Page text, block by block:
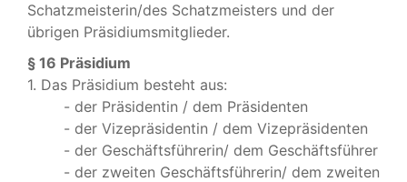
Schatzmeisterin/des Schatzmeisters und der
übrigen Präsidiumsmitglieder.
§ 16 Präsidium
1. Das Präsidium besteht aus:
- der Präsidentin / dem Präsidenten
- der Vizepräsidentin / dem Vizepräsidenten
- der Geschäftsführerin/ dem Geschäftsführer
- der zweiten Geschäftsführerin/ dem zweiten